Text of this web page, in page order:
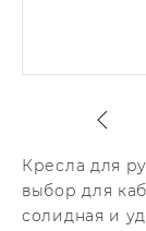
Кресла для
выбор для
солидная и